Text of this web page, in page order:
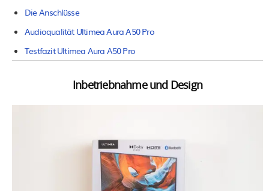
Die Anschlüsse
Audioqualität Ultimea Aura A50 Pro
Testfazit Ultimea Aura A50 Pro
Inbetriebnahme und Design